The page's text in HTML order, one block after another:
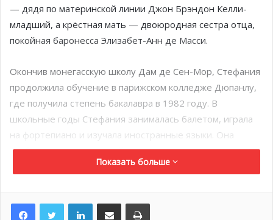
— дядя по материнской линии Джон Брэндон Келли-
младший, а крёстная мать — двоюродная сестра отца,
покойная баронесса Элизабет-Анн де Масси.
Окончив монегасскую школу Дам де Сен-Мор, Стефания
продолжила обучение в парижском колледже Дюпанлу,
где получила степень бакалавра в 1982 году. В
школьные годы Стефания занималась балетом, играла
на фортепиано и изучала иностранные языки. Она
свободно владеет английским и итальянским.
Стефания увлекалась спортом. Во время учёбы в Париже
она участвовала в соревнованиях по гимнастике и
Показать больше
LinkedInПоделиться по электронной почте Распечатать